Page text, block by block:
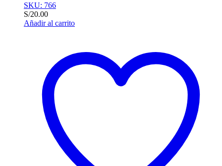
SKU: 766
S/20.00
Añadir al carrito